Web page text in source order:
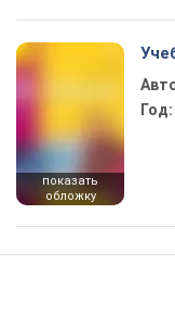
показать
обложку
Год: